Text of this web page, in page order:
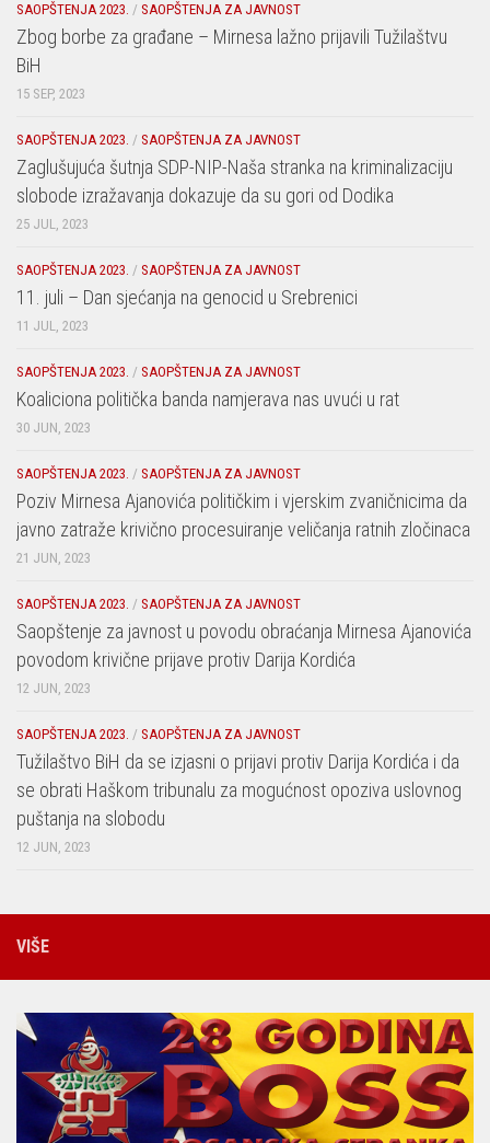
SAOPŠTENJA 2023. / SAOPŠTENJA ZA JAVNOST
Zbog borbe za građane – Mirnesa lažno prijavili Tužilaštvu
BiH
15 SEP, 2023
SAOPŠTENJA 2023. / SAOPŠTENJA ZA JAVNOST
Zaglušujuća šutnja SDP-NIP-Naša stranka na kriminalizaciju
slobode izražavanja dokazuje da su gori od Dodika
25 JUL, 2023
SAOPŠTENJA 2023. / SAOPŠTENJA ZA JAVNOST
11. juli – Dan sjećanja na genocid u Srebrenici
11 JUL, 2023
SAOPŠTENJA 2023. / SAOPŠTENJA ZA JAVNOST
Koaliciona politička banda namjerava nas uvući u rat
30 JUN, 2023
SAOPŠTENJA 2023. / SAOPŠTENJA ZA JAVNOST
Poziv Mirnesa Ajanovića političkim i vjerskim zvaničnicima da
javno zatraže krivično procesuiranje veličanja ratnih zločinaca
21 JUN, 2023
SAOPŠTENJA 2023. / SAOPŠTENJA ZA JAVNOST
Saopštenje za javnost u povodu obraćanja Mirnesa Ajanovića
povodom krivične prijave protiv Darija Kordića
12 JUN, 2023
SAOPŠTENJA 2023. / SAOPŠTENJA ZA JAVNOST
Tužilaštvo BiH da se izjasni o prijavi protiv Darija Kordića i da
se obrati Haškom tribunalu za mogućnost opoziva uslovnog
puštanja na slobodu
12 JUN, 2023
VIŠE